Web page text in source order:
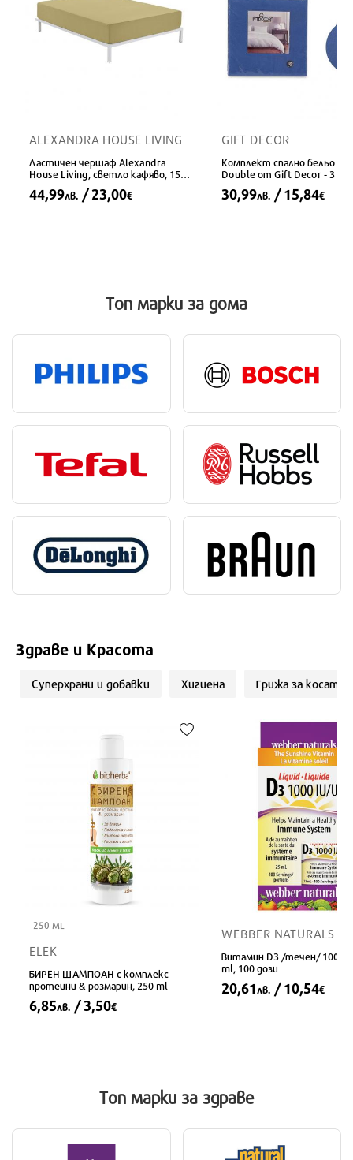
ALEXANDRA HOUSE LIVING
Ластичен чершаф Alexandra
House Living, светло кафяво, 150 x
44,99лв. / 23,00€
GIFT DECOR
Комплект спално бельо
Double от Gift Decor - 3
30,99лв. / 15,84€
Топ марки за дома
Здраве и Красота
Суперхрани и добавки Хигиена Грижа за косата
250 ML
ELEK
БИРЕН ШАМПОАН с комплекс
протеини & розмарин, 250 ml
6,85лв. / 3,50€
WEBBER NATURALS
Витамин D3 /течен/ 1000
ml, 100 дози
20,61лв. / 10,54€
Топ марки за здраве